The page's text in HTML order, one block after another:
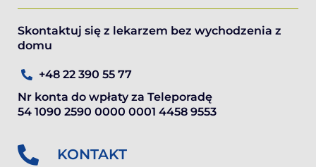
Skontaktuj się z lekarzem bez wychodzenia z
domu
+48 22 390 55 77
Nr konta do wpłaty za Teleporadę
54 1090 2590 0000 0001 4458 9553
KONTAKT